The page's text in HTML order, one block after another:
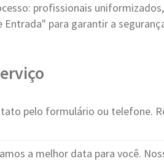
profissionais
para garantir a
pelo formulário ou telefone.
a melhor data para você.